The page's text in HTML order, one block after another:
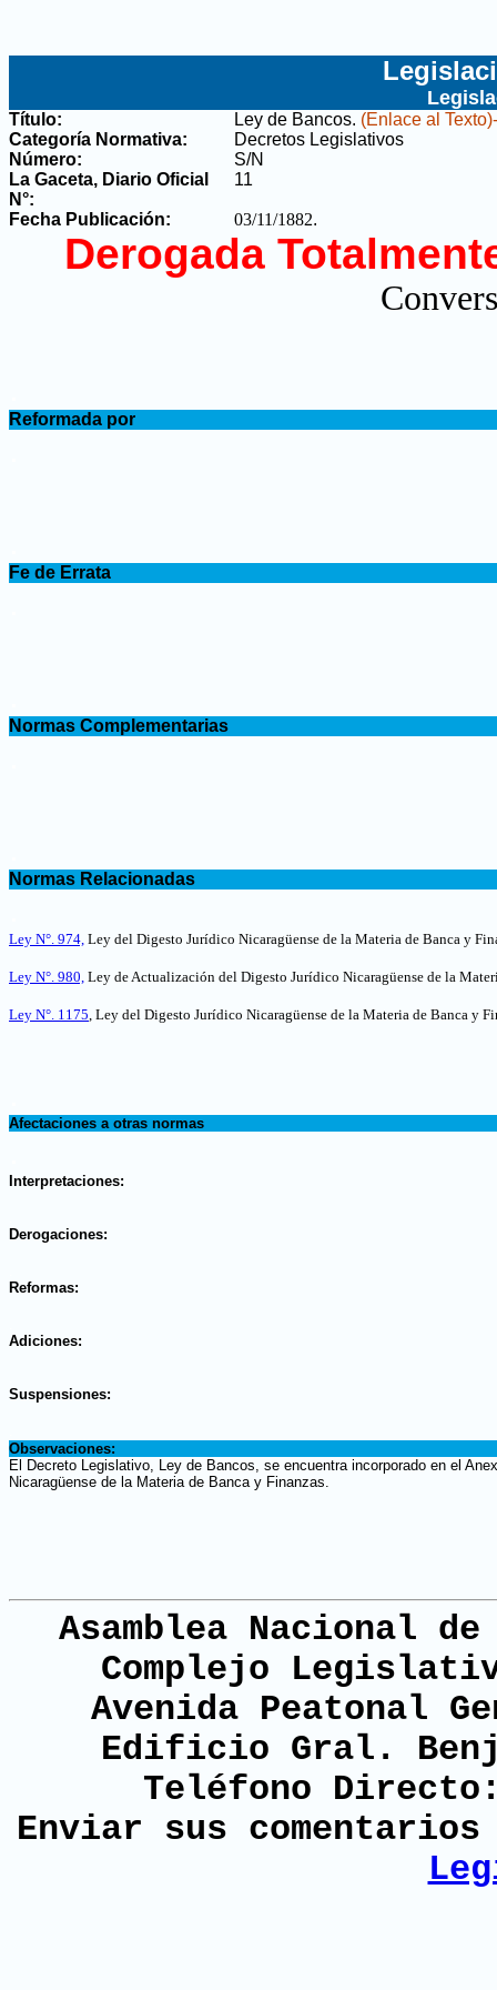
Título: Ley de Bancos. (Enlace al
Categoría Normativa:
Decretos Legislativos
Número:
S/N
La Gaceta, Diario Oficial
N°:
11
Fecha Publicación: 03/11/1882.
Derogada
Reformada por
Fe de Errata
Normas Complementarias
Normas Relacionadas
Ley N°. 974, Ley del Digesto Jurídico Nicaragüense de la Materia de Banca y
Ley N°. 980, Ley de Actualización del Digesto Jurídico Nicaragüense de la
Ley N°. 1175, Ley del Digesto Jurídico Nicaragüense de la Materia de Banca y
Afectaciones a otras normas
Interpretaciones:
Derogaciones:
Reformas:
Adiciones:
Suspensiones:
Observaciones:
El Decreto Legislativo, Ley de Bancos, se encuentra incorporado en el
Nicaragüense de la Materia de Banca y Finanzas.
Asamblea Nacional
Complejo
Avenida Peatonal
Edificio Gral.
Teléfono
Enviar sus